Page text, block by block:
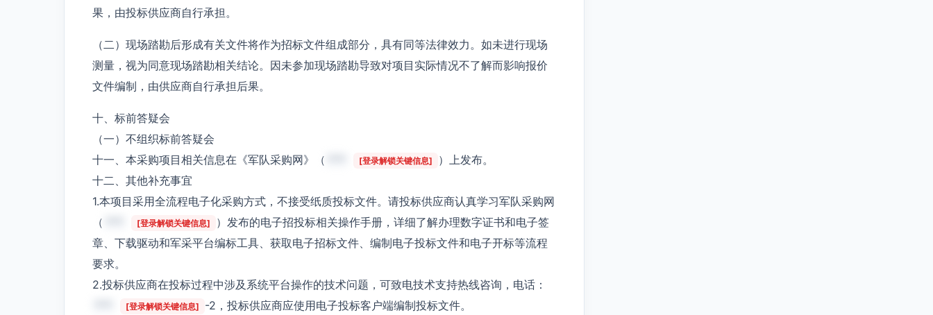
果，由投标供应商自行承担。
（二）现场踏勘后形成有关文件将作为招标文件组成部分，具有同等法律效力。如未进行现场
测量，视为同意现场踏勘相关结论。因未参加现场踏勘导致对项目实际情况不了解而影响报价
文件编制，由供应商自行承担后果。
十、标前答疑会
（一）不组织标前答疑会
十一、本采购项目相关信息在《军队采购网》（
[登录解锁关键信息]
）上发布。
十二、其他补充事宜
1.本项目采用全流程电子化采购方式，不接受纸质投标文件。请投标供应商认真学习军队采购网
（
[登录解锁关键信息]
）发布的电子招投标相关操作手册，详细了解办理数字证书和电子签
章、下载驱动和军采平台编标工具、获取电子招标文件、编制电子投标文件和电子开标等流程
要求。
2.投标供应商在投标过程中涉及系统平台操作的技术问题，可致电技术支持热线咨询，电话：
[登录解锁关键信息] -2，投标供应商应使用电子投标客户端编制投标文件。